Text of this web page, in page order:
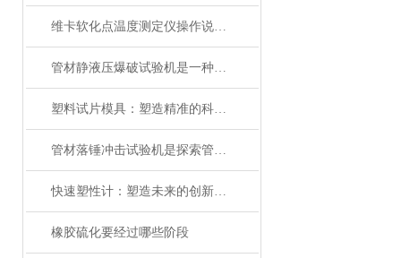
维卡软化点温度测定仪操作说明与安装方式
管材静液压爆破试验机是一种用于测试管材抗压性能的试验设备
塑料试片模具：塑造精准的科研基石
管材落锤冲击试验机是探索管道抗冲击性能的关键工具
快速塑性计：塑造未来的创新工具
橡胶硫化要经过哪些阶段